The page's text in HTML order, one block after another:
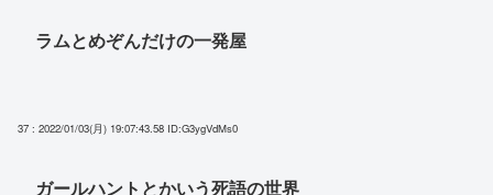
ラムとめぞんだけの一発屋
37 : 2022/01/03(月) 19:07:43.58 ID:G3ygVdMs0
ガールハントとかいう死語の世界